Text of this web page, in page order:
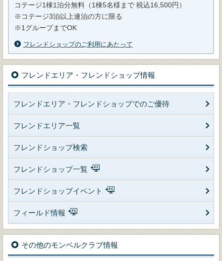
コテージ1棟1泊分無料（1棟5名様まで 税込16,500円）
※コテージ3泊以上連泊の方に限る
※1グループまでOK
フレンドショップのご利用にあたって
フレンドエリア・フレンドショップ情報
フレンドエリア・フレンドショップでのご優待
フレンドエリア一覧
フレンドショップ検索
フレンドショップ一覧
フレンドショップイベント
フィールド情報
その他のモンベルクラブ情報